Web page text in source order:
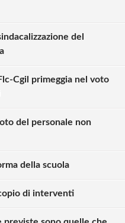
del
Cgil primeggia nel voto
del personale non
della scuola
di interventi